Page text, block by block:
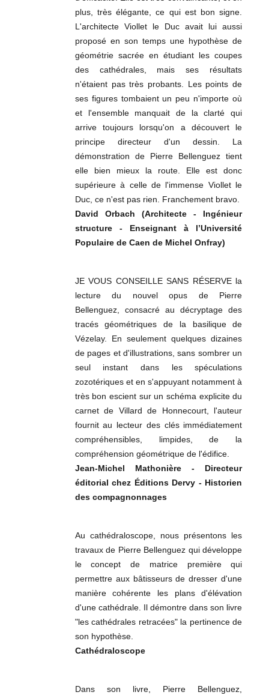
plus, très élégante, ce qui est bon signe.
L'architecte Viollet le Duc avait lui aussi
proposé en son temps une hypothèse de
géométrie sacrée en étudiant les coupes
des cathédrales, mais ses résultats
n'étaient pas très probants. Les points de
ses figures tombaient un peu n'importe où
et l'ensemble manquait de la clarté qui
arrive toujours lorsqu'on a découvert le
principe directeur d'un dessin. La
démonstration de Pierre Bellenguez tient
elle bien mieux la route. Elle est donc
supérieure à celle de l'immense Viollet le
Duc, ce n'est pas rien. Franchement bravo.
David Orbach (Architecte - Ingénieur
structure - Enseignant à l’Université
Populaire de Caen de Michel Onfray)
JE VOUS CONSEILLE SANS RÉSERVE la
lecture du nouvel opus de Pierre
Bellenguez, consacré au décryptage des
tracés géométriques de la basilique de
Vézelay. En seulement quelques dizaines
de pages et d'illustrations, sans sombrer un
seul instant dans les spéculations
zozotériques et en s'appuyant notamment à
très bon escient sur un schéma explicite du
carnet de Villard de Honnecourt, l'auteur
fournit au lecteur des clés immédiatement
compréhensibles, limpides, de la
compréhension géométrique de l'édifice.
Jean-Michel Mathonière - Directeur
éditorial chez Éditions Dervy - Historien
des compagnonnages
Au cathédraloscope, nous présentons les
travaux de Pierre Bellenguez qui développe
le concept de matrice première qui
permettre aux bâtisseurs de dresser d'une
manière cohérente les plans d'élévation
d'une cathédrale. Il démontre dans son livre
"les cathédrales retracées" la pertinence de
son hypothèse.
Cathédraloscope
Dans son livre, Pierre Bellenguez,